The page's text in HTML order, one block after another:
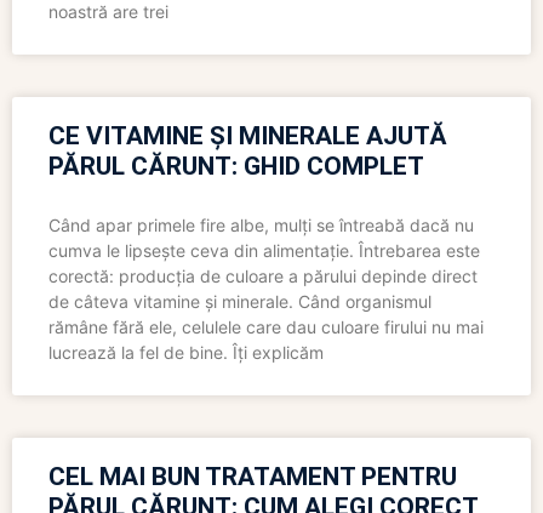
noastră are trei
CE VITAMINE ȘI MINERALE AJUTĂ
PĂRUL CĂRUNT: GHID COMPLET
Când apar primele fire albe, mulți se întreabă dacă nu
cumva le lipsește ceva din alimentație. Întrebarea este
corectă: producția de culoare a părului depinde direct
de câteva vitamine și minerale. Când organismul
rămâne fără ele, celulele care dau culoare firului nu mai
lucrează la fel de bine. Îți explicăm
CEL MAI BUN TRATAMENT PENTRU
PĂRUL CĂRUNT: CUM ALEGI CORECT